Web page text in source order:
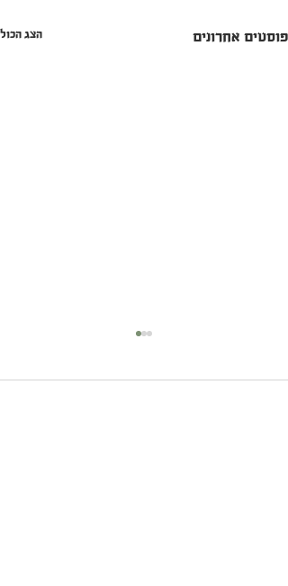
פוסטים אחרונים הצג הכול